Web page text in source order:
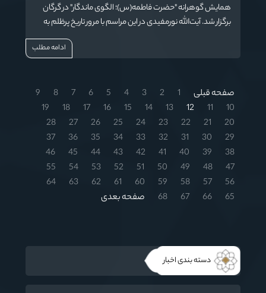
همایش گوهرانه "حضرت فاطمه(س)؛ الگوی ماندگار" در گرگان
برگزار شد. آیت‌الله نورمفیدی در این مراسم با مرور تاریخ پرظلم به
زن در شرق سنتی و غرب مدرن، اسلام را ارائه‌دهنده راه‌کاری
مبتنی بر کرامت و تعادل دانست و حضرت زهرا(س) را الگویادامه مطلب
صفحه قبلی 1
2
3
4
5
6
7
8
9
10
11
12
13
14
15
16
17
18
19
20
21
22
23
24
25
26
27
28
29
30
31
32
33
34
35
36
37
38
39
40
41
42
43
44
45
46
47
48
49
50
51
52
53
54
55
56
57
58
59
60
61
62
63
64
65
66
67
68 صفحه بعدی
دسته بندی اخبار